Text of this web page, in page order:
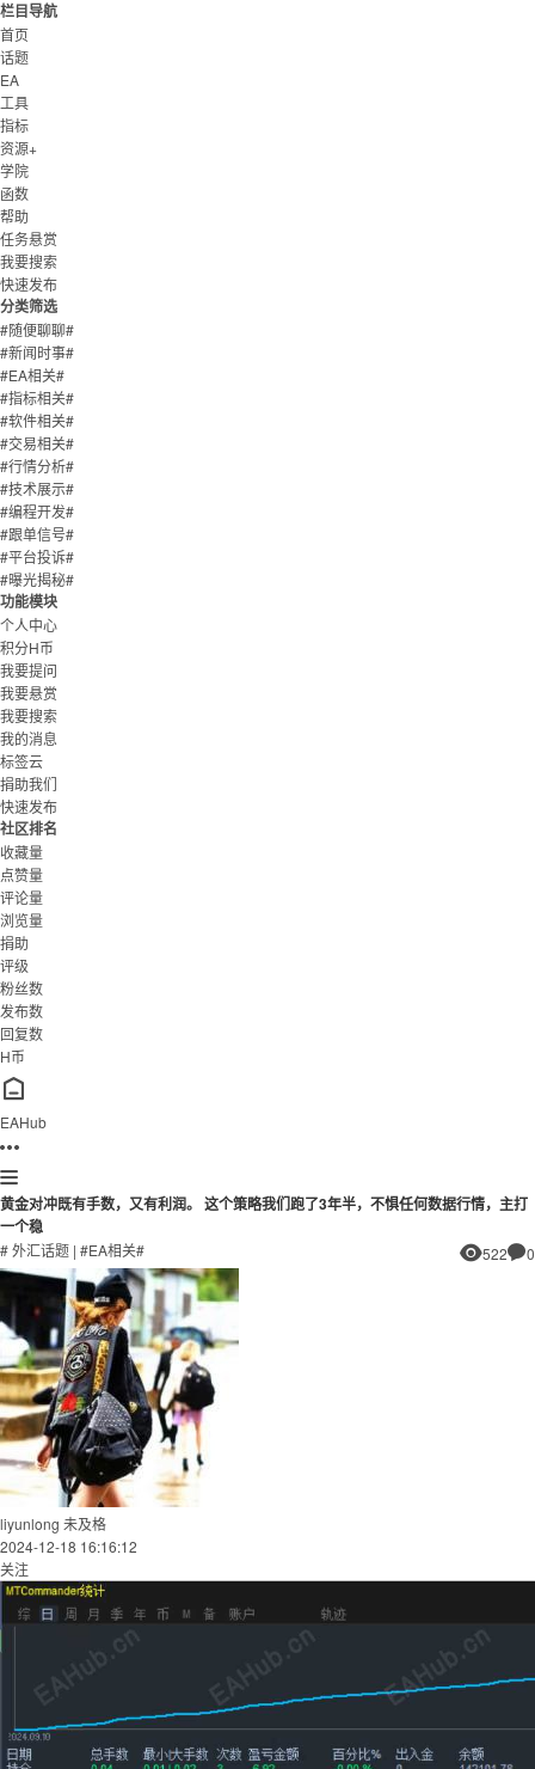
栏目导航
首页
话题
EA
工具
指标
资源+
学院
函数
帮助
任务悬赏
我要搜索
快速发布
分类筛选
#随便聊聊#
#新闻时事#
#EA相关#
#指标相关#
#软件相关#
#交易相关#
#行情分析#
#技术展示#
#编程开发#
#跟单信号#
#平台投诉#
#曝光揭秘#
功能模块
个人中心
积分H币
我要提问
我要悬赏
我要搜索
我的消息
标签云
捐助我们
快速发布
社区排名
收藏量
点赞量
评论量
浏览量
捐助
评级
粉丝数
发布数
回复数
H币
EAHub
黄金对冲既有手数，又有利润。 这个策略我们跑了3年半，不惧任何数据行情，主打
一个稳
# 外汇话题 | #EA相关# 0
522
liyunlong 未及格
2024-12-18 16:16:12
关注